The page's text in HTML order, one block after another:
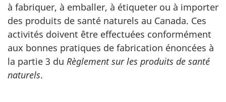
à fabriquer, à emballer, à étiqueter ou à importer
des produits de santé naturels au Canada. Ces
activités doivent être effectuées conformément
aux bonnes pratiques de fabrication énoncées à
la partie 3 du Règlement sur les produits de santé
naturels.